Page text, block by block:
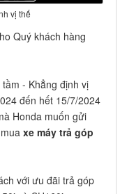
vị thế
Quý khách hàng
- Khẳng định vị
đến hết 15/7/2024
Honda muốn gửi
xe máy trả góp
với ưu đãi trả góp